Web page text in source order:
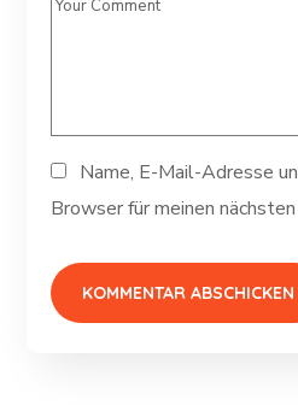
Name, E-Mail-Adresse
Browser für meinen